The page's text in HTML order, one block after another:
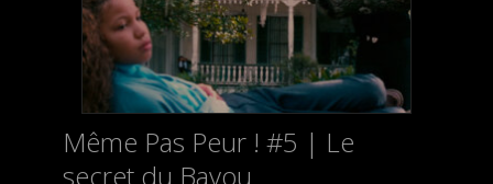
Même Pas Peur ! #5 | Le
secret du Bayou